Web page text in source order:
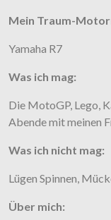
Mein Traum-
Yamaha R7
Was ich mag:
Die MotoGP, Lego,
Abende mit meinen
Was ich nicht mag:
Lügen Spinnen,
Über mich: